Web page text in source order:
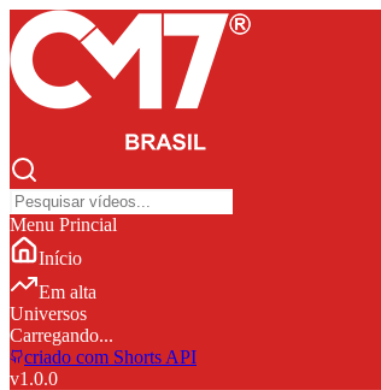
Menu Princial
Início
Em alta
Universos
Carregando...
criado com Shorts API
v1.0.0